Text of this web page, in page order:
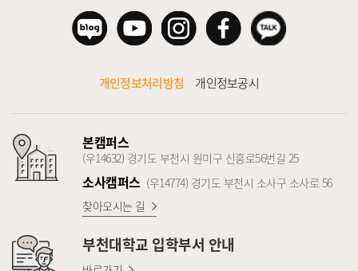
개인정보처리방침 개인정보공시
본캠퍼스
(우14632) 경기도 부천시 원미구 신흥로56번길 25
소사캠퍼스 (우14774) 경기도 부천시 소사구 소사로 56
찾아오시는 길
부천대학교 입학부서 안내